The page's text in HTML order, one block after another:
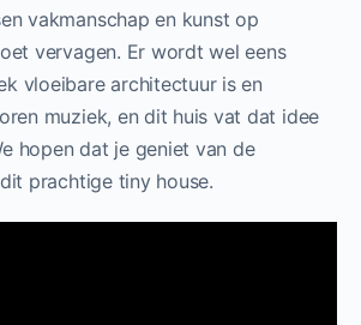
vakmanschap en kunst op
vervagen. Er wordt wel eens
vloeibare architectuur is en
muziek, en dit huis vat dat idee
hopen dat je geniet van de
prachtige tiny house.